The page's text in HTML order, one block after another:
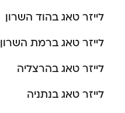
לייזר טאג בהוד השרון
לייזר טאג ברמת השרון
לייזר טאג בהרצליה
לייזר טאג בנתניה